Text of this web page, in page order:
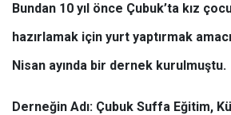
Bundan 10 yıl önce Çubuk’ta kız
hazırlamak için yurt yaptırmak
Nisan ayında bir dernek kurulmuştu.
Derneğin Adı: Çubuk Suffa Eğitim,